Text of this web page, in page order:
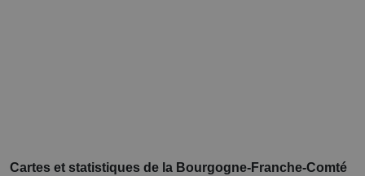
Cartes et statistiques de la Bourgogne-Franche-Comté